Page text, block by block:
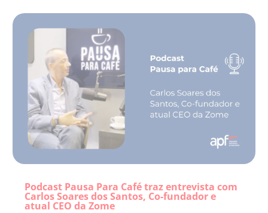
Podcast Pausa Para Café traz entrevista com
Carlos Soares dos Santos, Co-fundador e
atual CEO da Zome